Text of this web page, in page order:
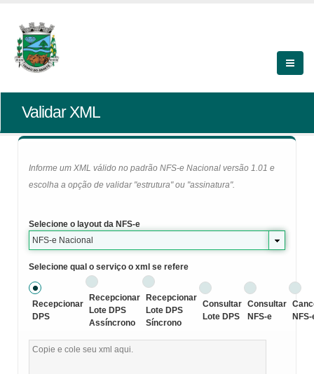
Validar XML
Informe um XML válido no padrão NFS-e Nacional versão 1.01 e
escolha a opção de validar "estrutura" ou "assinatura".
Selecione o layout da NFS-e
NFS-e Nacional
Selecione qual o serviço o xml se refere
Recepcionar
DPS
Recepcionar
Lote DPS
Assíncrono
Recepcionar
Lote DPS
Síncrono
Consultar
Lote DPS
Consultar
NFS-e
NFS-